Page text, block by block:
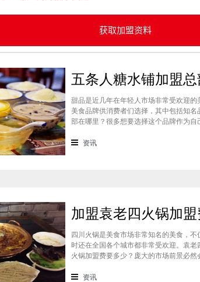
获取加盟资料
甜品是近几年在年轻人市场非常受欢迎
美食品牌供消费者们选择，其中包括知
部在哪里？很多想要选择这个品牌作为
条人糖水铺加盟情况，欢迎大家前来考察
资讯
四川火锅是美食市场非常知名的美食，
时还在全国各个城市都非常受欢迎。袁
火锅加盟费要多少？庞大的市场前景必
准，袁老四火锅加盟至少要有50万资金你
资讯